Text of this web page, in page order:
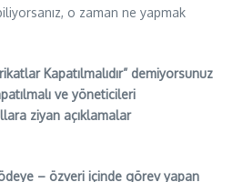
o zaman ne yapmak
Kapatılmalıdır” demiyorsunuz
ve yöneticileri
ziyan açıklamalar
– özveri içinde görev yapan